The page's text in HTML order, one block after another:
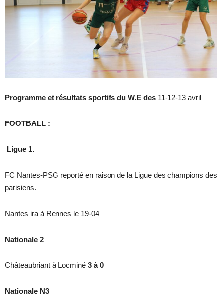
Programme et résultats sportifs du W.E des 11-12-13 avril
FOOTBALL :
Ligue 1.
FC Nantes-PSG reporté en raison de la Ligue des champions des
parisiens.
Nantes ira à Rennes le 19-04
Nationale 2
Châteaubriant à Locminé 3 à 0
Nationale N3